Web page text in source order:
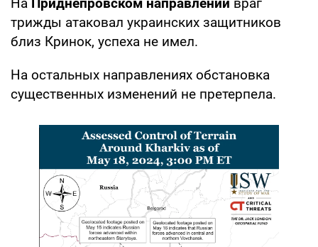
трижды атаковал украинских защитников
близ Кринок, успеха не имел.
На остальных направлениях обстановка
существенных изменений не претерпела.